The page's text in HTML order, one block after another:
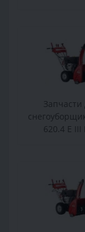
Запчасти
620.4 E III